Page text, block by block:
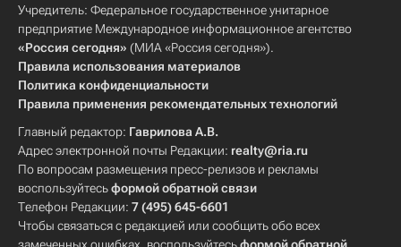
Учредитель: Федеральное государственное унитарное
предприятие Международное информационное агентство
«Россия сегодня» (МИА «Россия сегодня»).
Правила использования материалов
Политика конфиденциальности
Правила применения рекомендательных технологий
Главный редактор: Гаврилова А.В.
Адрес электронной почты Редакции: realty@ria.ru
По вопросам размещения пресс-релизов и рекламы
воспользуйтесьформой обратной связи
Телефон Редакции: 7 (495) 645-6601
Чтобы связаться с редакцией или сообщить обо всех